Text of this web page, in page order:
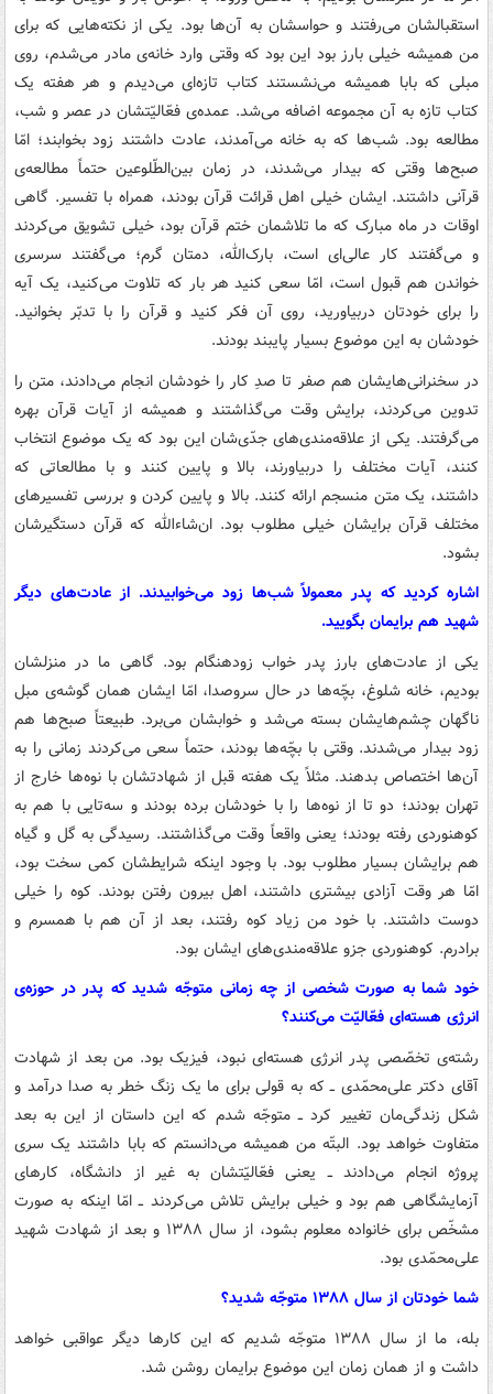
استقبالشان می‌رفتند و حواسشان به آن‌ها بود. یکی از نکته‌هایی که برای
من همیشه خیلی بارز بود این بود که وقتی وارد خانه‌ی مادر می‌شدم، روی
مبلی که بابا همیشه می‌نشستند کتاب تازه‌ای می‌دیدم و هر هفته یک
کتاب تازه به آن مجموعه اضافه می‌شد. عمده‌ی فعّالیّتشان در عصر و شب،
مطالعه بود. شب‌ها که به خانه می‌آمدند، عادت داشتند زود بخوابند؛ امّا
صبح‌ها وقتی که بیدار می‌شدند، در زمان بین‌الطّلوعین حتماً مطالعه‌ی
قرآنی داشتند. ایشان خیلی اهل قرائت قرآن بودند، همراه با تفسیر. گاهی
اوقات در ماه مبارک که ما تلاشمان ختم قرآن بود، خیلی تشویق می‌کردند
و می‌گفتند کار عالی‌ای است، بارک‌الله، دمتان گرم؛ می‌گفتند سرسری
خواندن هم قبول است، امّا سعی کنید هر بار که تلاوت می‌کنید، یک آیه
را برای خودتان دربیاورید، روی آن فکر کنید و قرآن را با تدبّر بخوانید.
خودشان به این موضوع بسیار پایبند بودند.
در سخنرانی‌هایشان هم صفر تا صدِ کار را خودشان انجام می‌دادند، متن را
تدوین می‌کردند، برایش وقت می‌گذاشتند و همیشه از آیات قرآن بهره
می‌گرفتند. یکی از علاقه‌مندی‌های جدّی‌شان این بود که یک موضوع انتخاب
کنند، آیات مختلف را دربیاورند، بالا و پایین کنند و با مطالعاتی که
داشتند، یک متن منسجم ارائه کنند. بالا و پایین کردن و بررسی تفسیرهای
مختلف قرآن برایشان خیلی مطلوب بود. ان‌شاءالله که قرآن دستگیرشان
بشود.
اشاره کردید که پدر معمولاً شب‌ها زود می‌خوابیدند. از عادت‌های دیگر
شهید هم برایمان بگویید.
یکی از عادت‌های بارز پدر خواب زودهنگام بود. گاهی ما در منزلشان
بودیم، خانه شلوغ، بچّه‌ها در حال سروصدا، امّا ایشان همان گوشه‌ی مبل
ناگهان چشم‌هایشان بسته می‌شد و خوابشان می‌برد. طبیعتاً صبح‌ها هم
زود بیدار می‌شدند. وقتی با بچّه‌ها بودند، حتماً سعی می‌کردند زمانی را به
آن‌ها اختصاص بدهند. مثلاً یک هفته قبل از شهادتشان با نوه‌ها خارج از
تهران بودند؛ دو تا از نوه‌ها را با خودشان برده بودند و سه‌تایی با هم به
کوهنوردی رفته بودند؛ یعنی واقعاً وقت می‌گذاشتند. رسیدگی به گل و گیاه
هم برایشان بسیار مطلوب بود. با وجود اینکه شرایطشان کمی سخت بود،
امّا هر وقت آزادی بیشتری داشتند، اهل بیرون رفتن بودند. کوه را خیلی
دوست داشتند. با خود من زیاد کوه رفتند، بعد از آن هم با همسرم و
برادرم. کوهنوردی جزو علاقه‌مندی‌های ایشان بود.
خود شما به صورت شخصی از چه زمانی متوجّه شدید که پدر در حوزه‌ی
انرژی هسته‌ای فعّالیّت می‌کنند؟
رشته‌ی تخصّصی پدر انرژی هسته‌ای نبود، فیزیک بود. من بعد از شهادت
آقای دکتر علی‌محمّدی ــ که به قولی برای ما یک زنگ خطر به صدا درآمد و
شکل زندگی‌مان تغییر کرد ــ متوجّه شدم که این داستان از این به بعد
متفاوت خواهد بود. البتّه من همیشه می‌دانستم که بابا داشتند یک سری
پروژه انجام می‌دادند ــ یعنی فعّالیّتشان به غیر از دانشگاه، کارهای
آزمایشگاهی هم بود و خیلی برایش تلاش می‌کردند ــ امّا اینکه به صورت
مشخّص برای خانواده معلوم بشود، از سال ۱۳۸۸ و بعد از شهادت شهید
علی‌محمّدی بود.
شما خودتان از سال ۱۳۸۸ متوجّه شدید؟
بله، ما از سال ۱۳۸۸ متوجّه شدیم که این کارها دیگر عواقبی خواهد
داشت و از همان زمان این موضوع برایمان روشن شد.